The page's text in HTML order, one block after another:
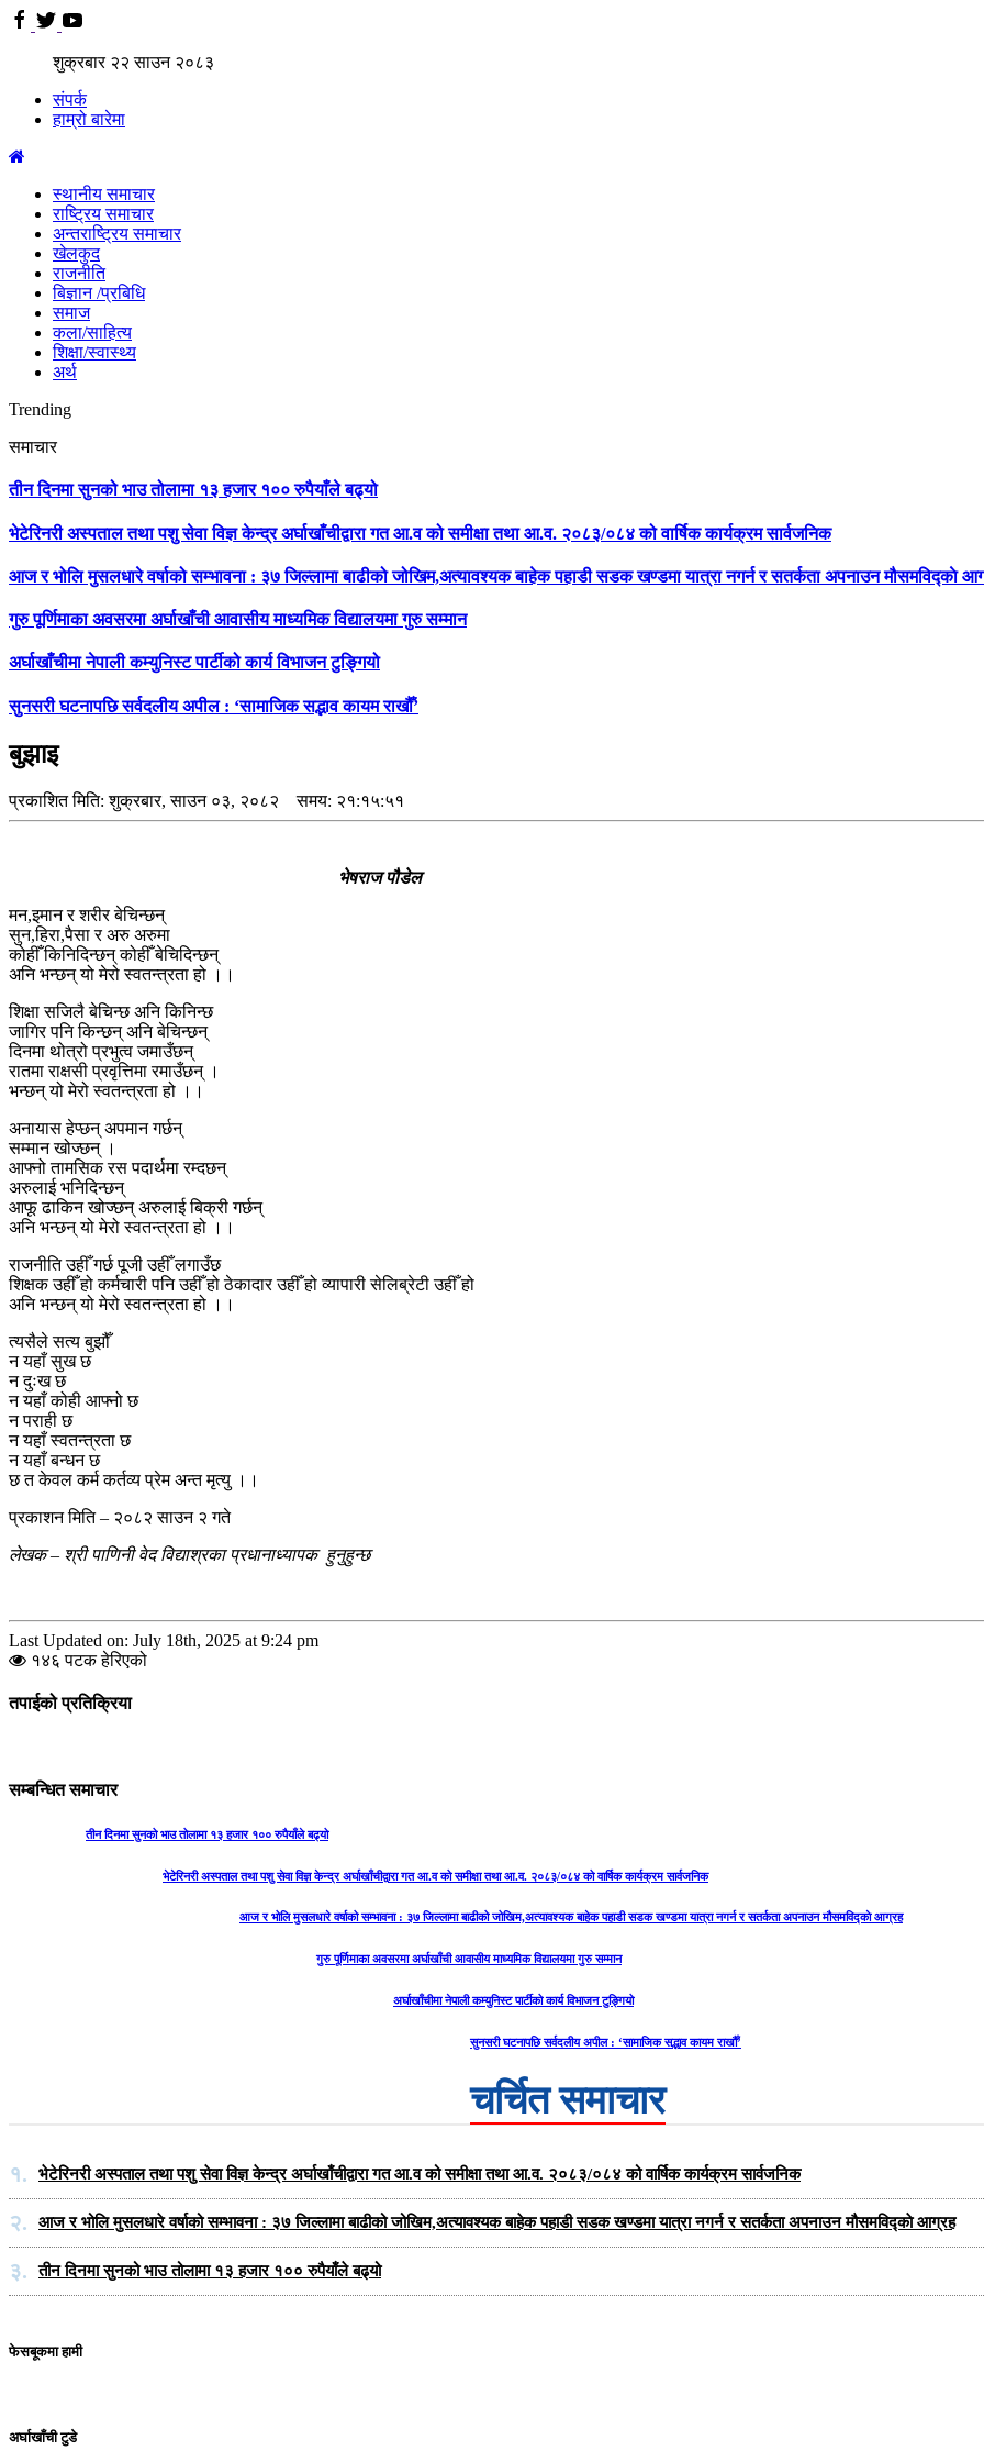
शुक्रबार २२साउन २०८३
संपर्क
हाम्रो बारेमा
स्थानीय समाचार
राष्ट्रिय समाचार
अन्तराष्ट्रिय समाचार
खेलकुद
राजनीति
बिज्ञान /प्रबिधि
समाज
कला/साहित्य
शिक्षा/स्वास्थ्य
अर्थ
Trending
समाचार
तीन दिनमा सुनको भाउ तोलामा १३ हजार १०० रुपैयाँले बढ्यो
भेटेरिनरी अस्पताल तथा पशु सेवा विज्ञ केन्द्र अर्घाखाँचीद्वारा गत आ.व को समीक्षा तथा आ.व. २०८३/०८४ को वार्षिक कार्यक्रम सार्वजनिक
आज र भोलि मुसलधारे वर्षाको सम्भावना : ३७ जिल्लामा बाढीको जोखिम,अत्यावश्यक बाहेक पहाडी सडक खण्डमा यात्रा नगर्न र सतर्कता अपनाउन मौसमविद्काे
गुरु पूर्णिमाका अवसरमा अर्घाखाँची आवासीय माध्यमिक विद्यालयमा गुरु सम्मान
अर्घाखाँचीमा नेपाली कम्युनिस्ट पार्टीको कार्य विभाजन टुङ्गियो
सुनसरी घटनापछि सर्वदलीय अपील : ‘सामाजिक सद्भाव कायम राखौँ’
बुझाइ
प्रकाशित मिति:शुक्रबार, साउन ०३, २०८२ समय: २१:१५:५१
भेषराज पौडेल
मन,इमान र शरीर बेचिन्छन्
सुन,हिरा,पैसा र अरु अरुमा
कोहीँ किनिदिन्छन् कोहीँ बेचिदिन्छन्
अनि भन्छन् यो मेरो स्वतन्त्रता हो ।।
शिक्षा सजिलै बेचिन्छ अनि किनिन्छ
जागिर पनि किन्छन् अनि बेचिन्छन्
दिनमा थोत्रो प्रभुत्व जमाउँछन्
रातमा राक्षसी प्रवृत्तिमा रमाउँछन् ।
भन्छन् यो मेरो स्वतन्त्रता हो ।।
अनायास हेप्छन् अपमान गर्छन्
सम्मान खोज्छन् ।
आफ्नो तामसिक रस पदार्थमा रम्दछन्
अरुलाई भनिदिन्छन्
आफू ढाकिन खोज्छन् अरुलाई बिक्री गर्छन्
अनि भन्छन् यो मेरो स्वतन्त्रता हो ।।
राजनीति उहीँ गर्छ पूजी उहीँ लगाउँछ
शिक्षक उहीँ हो कर्मचारी पनि उहीँ हो ठेकादार उहीँ हो व्यापारी सेलिब्रेटी उहीँ हो
अनि भन्छन् यो मेरो स्वतन्त्रता हो ।।
त्यसैले सत्य बुझौँ
न यहाँ सुख छ
न दुःख छ
न यहाँ कोही आफ्नो छ
न पराही छ
न यहाँ स्वतन्त्रता छ
न यहाँ बन्धन छ
छ त केवल कर्म कर्तव्य प्रेम अन्त मृत्यु ।।
प्रकाशन मिति – २०८२ साउन २ गते
लेखक – श्री पाणिनी वेद विद्याश्रका प्रधानाध्यापक हुनुहुन्छ
Last Updated on: July 18th, 2025 at 9:24 pm
१४६ पटक हेरिएको
तपाईको प्रतिक्रिया
सम्बन्धित समाचार
तीन दिनमा सुनको भाउ तोलामा १३ हजार १०० रुपैयाँले बढ्यो
भेटेरिनरी अस्पताल तथा पशु सेवा विज्ञ केन्द्र अर्घाखाँचीद्वारा गत आ.व को समीक्षा तथा आ.व. २०८३/०८४ को वार्षिक कार्यक्रम सार्वजनिक
आज र भोलि मुसलधारे वर्षाको सम्भावना : ३७ जिल्लामा बाढीको जोखिम,अत्यावश्यक बाहेक पहाडी सडक खण्डमा यात्रा नगर्न र सतर्कता अपनाउन मौसमविद्काे आग्रह
गुरु पूर्णिमाका अवसरमा अर्घाखाँची आवासीय माध्यमिक विद्यालयमा गुरु सम्मान
अर्घाखाँचीमा नेपाली कम्युनिस्ट पार्टीको कार्य विभाजन टुङ्गियो
सुनसरी घटनापछि सर्वदलीय अपील : ‘सामाजिक सद्भाव कायम राखौँ’
चर्चित समाचार
१. भेटेरिनरी अस्पताल तथा पशु सेवा विज्ञ केन्द्र अर्घाखाँचीद्वारा गत आ.व को समीक्षा तथा आ.व. २०८३/०८४ को वार्षिक कार्यक्रम सार्वजनिक
२. आज र भोलि मुसलधारे वर्षाको सम्भावना : ३७ जिल्लामा बाढीको जोखिम,अत्यावश्यक बाहेक पहाडी सडक खण्डमा यात्रा नगर्न र सतर्कता अपनाउन मौसमविद्काे आग्रह
३. तीन दिनमा सुनको भाउ तोलामा १३ हजार १०० रुपैयाँले बढ्यो
फेसबूकमा हामी
अर्घाखाँची टुडे